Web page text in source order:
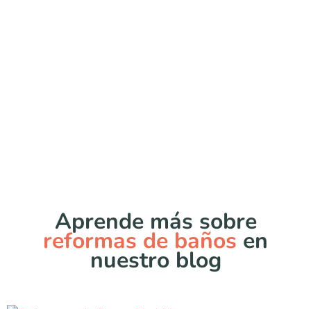
Aprende más sobre
reformas de baños en
nuestro blog